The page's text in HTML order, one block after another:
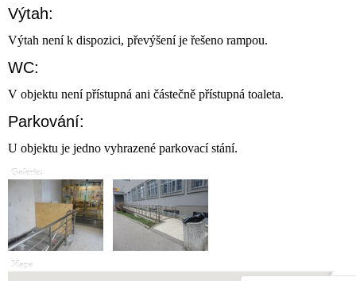
Výtah:
Výtah není k dispozici, převýšení je řešeno rampou.
WC:
V objektu není přístupná ani částečně přístupná toaleta.
Parkování:
U objektu je jedno vyhrazené parkovací stání.
Galerie:
Mapa